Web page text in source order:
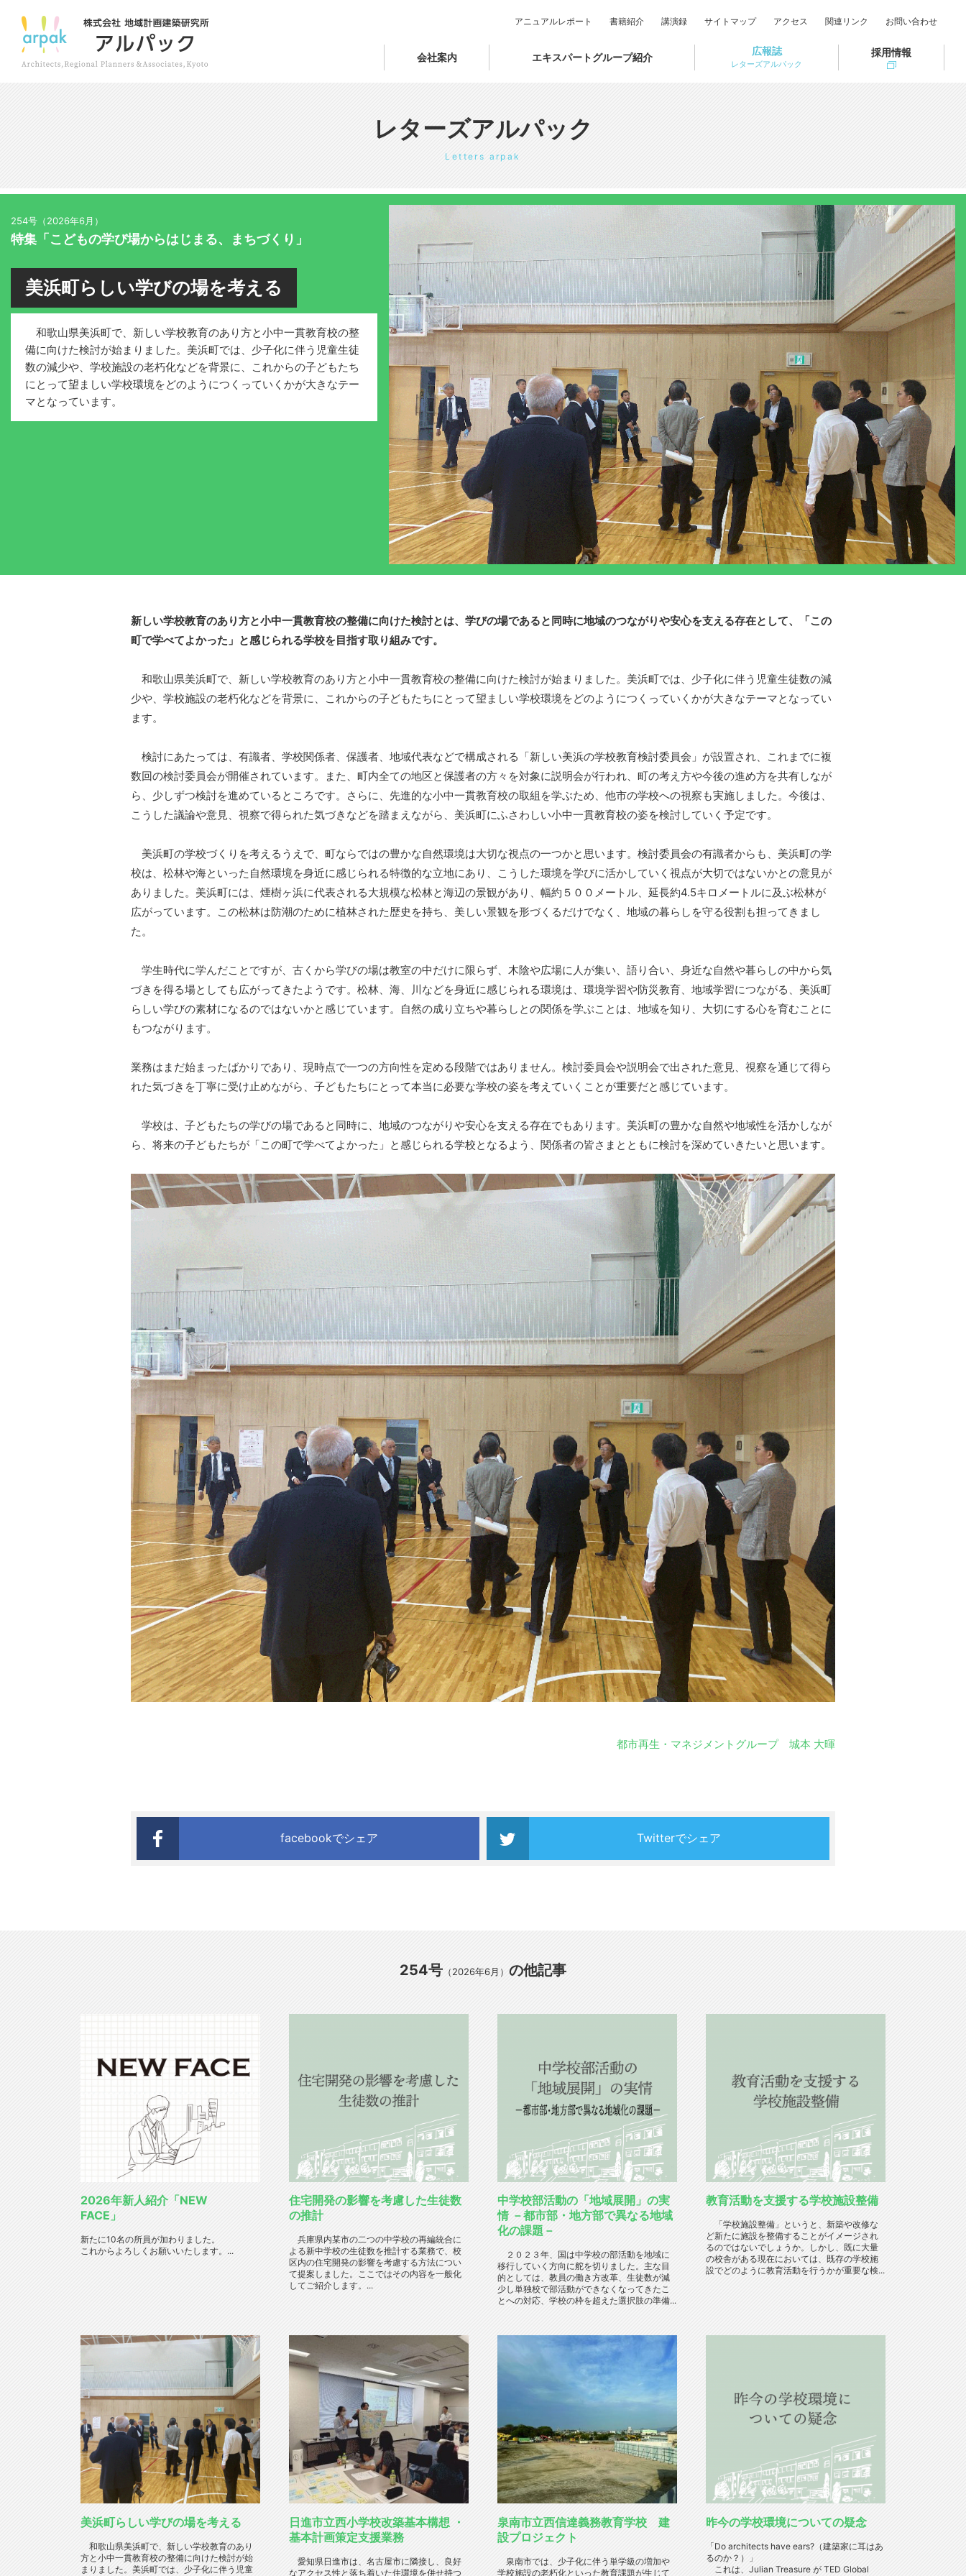
会社案内 エキスパートグループ紹介
広報誌
レターズアルパック
採用情報
アニュアルレポート 書籍紹介 講演録 サイトマップ アクセス 関連リンク お問い合わせ
レターズアルパック
Letters arpak
254号（2026年6月）
特集「こどもの学び場からはじまる、まちづくり」
美浜町らしい学びの場を考える
和歌山県美浜町で、新しい学校教育のあり方と小中一貫教育校の整
備に向けた検討が始まりました。美浜町では、少子化に伴う児童生徒
数の減少や、学校施設の老朽化などを背景に、これからの子どもたち
にとって望ましい学校環境をどのようにつくっていくかが大きなテー
マとなっています。
新しい学校教育のあり方と小中一貫教育校の整備に向けた検討とは、学びの場であると同時に地域のつながりや安心を支える存在として、「この
町で学べてよかった」と感じられる学校を目指す取り組みです。
和歌山県美浜町で、新しい学校教育のあり方と小中一貫教育校の整備に向けた検討が始まりました。美浜町では、少子化に伴う児童生徒数の減
少や、学校施設の老朽化などを背景に、これからの子どもたちにとって望ましい学校環境をどのようにつくっていくかが大きなテーマとなってい
ます。
検討にあたっては、有識者、学校関係者、保護者、地域代表などで構成される「新しい美浜の学校教育検討委員会」が設置され、これまでに複
数回の検討委員会が開催されています。また、町内全ての地区と保護者の方々を対象に説明会が行われ、町の考え方や今後の進め方を共有しなが
ら、少しずつ検討を進めているところです。さらに、先進的な小中一貫教育校の取組を学ぶため、他市の学校への視察も実施しました。今後は、
こうした議論や意見、視察で得られた気づきなどを踏まえながら、美浜町にふさわしい小中一貫教育校の姿を検討していく予定です。
美浜町の学校づくりを考えるうえで、町ならではの豊かな自然環境は大切な視点の一つかと思います。検討委員会の有識者からも、美浜町の学
校は、松林や海といった自然環境を身近に感じられる特徴的な立地にあり、こうした環境を学びに活かしていく視点が大切ではないかとの意見が
ありました。美浜町には、煙樹ヶ浜に代表される大規模な松林と海辺の景観があり、幅約５００メートル、延長約4.5キロメートルに及ぶ松林が
広がっています。この松林は防潮のために植林された歴史を持ち、美しい景観を形づくるだけでなく、地域の暮らしを守る役割も担ってきまし
た。
学生時代に学んだことですが、古くから学びの場は教室の中だけに限らず、木陰や広場に人が集い、語り合い、身近な自然や暮らしの中から気
づきを得る場としても広がってきたようです。松林、海、川などを身近に感じられる環境は、環境学習や防災教育、地域学習につながる、美浜町
らしい学びの素材になるのではないかと感じています。自然の成り立ちや暮らしとの関係を学ぶことは、地域を知り、大切にする心を育むことに
もつながります。
業務はまだ始まったばかりであり、現時点で一つの方向性を定める段階ではありません。検討委員会や説明会で出された意見、視察を通じて得ら
れた気づきを丁寧に受け止めながら、子どもたちにとって本当に必要な学校の姿を考えていくことが重要だと感じています。
学校は、子どもたちの学びの場であると同時に、地域のつながりや安心を支える存在でもあります。美浜町の豊かな自然や地域性を活かしなが
ら、将来の子どもたちが「この町で学べてよかった」と感じられる学校となるよう、関係者の皆さまとともに検討を深めていきたいと思います。
都市再生・マネジメントグループ 城本 大暉
facebookでシェア Twitterでシェア
254号 （2026年6月） の他記事
2026年新人紹介「NEW
FACE」
新たに10名の所員が加わりました。
これからよろしくお願いいたします。...
住宅開発の影響を考慮した生徒数
の推計
兵庫県内某市の二つの中学校の再編統合に
よる新中学校の生徒数を推計する業務で、校
区内の住宅開発の影響を考慮する方法につい
て提案しました。ここではその内容を一般化
してご紹介します。...
中学校部活動の「地域展開」の実
情 －都市部・地方部で異なる地域
化の課題－
２０２３年、国は中学校の部活動を地域に
移行していく方向に舵を切りました。主な目
的としては、教員の働き方改革、生徒数が減
少し単独校で部活動ができなくなってきたこ
とへの対応、学校の枠を超えた選択肢の準備...
教育活動を支援する学校施設整備
「学校施設整備」というと、新築や改修な
ど新たに施設を整備することがイメージされ
るのではないでしょうか。しかし、既に大量
の校舎がある現在においては、既存の学校施
設でどのように教育活動を行うかが重要な検...
美浜町らしい学びの場を考える
和歌山県美浜町で、新しい学校教育のあり
方と小中一貫教育校の整備に向けた検討が始
まりました。美浜町では、少子化に伴う児童
日進市立西小学校改築基本構想 ・
基本計画策定支援業務
愛知県日進市は、名古屋市に隣接し、良好
なアクセス性と落ち着いた住環境を併せ持つ
泉南市立西信達義務教育学校 建
設プロジェクト
泉南市では、少子化に伴う単学級の増加や
学校施設の老朽化といった教育課題が生じて
昨今の学校環境についての疑念
「Do architects have ears?（建築家に耳はあ
るのか？）」
これは、Julian Treasure が TED Global